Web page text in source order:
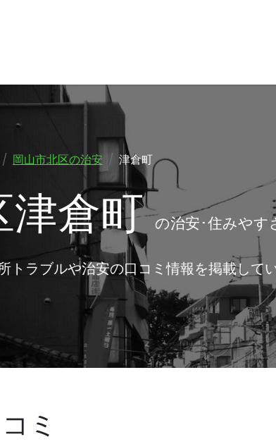
岡山市北区の治安 津倉町
津倉町の治安･住みやす
トラブルや治安の口コミ情報を掲載して
ミ